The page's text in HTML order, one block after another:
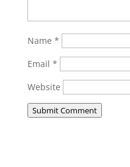
Name *
Email *
Website
Submit Comment